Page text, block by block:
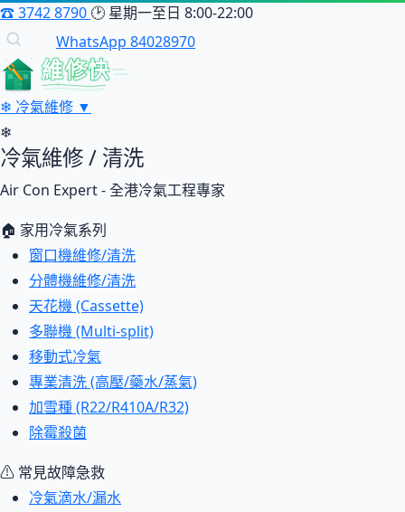
☎3742 8790 🕑 星期一至日 8:00-22:00
WhatsApp 84028970
維修快
❄ 冷氣維修 ▼
❄
冷氣維修 / 清洗
Air Con Expert - 全港冷氣工程專家
🏠 家用冷氣系列
窗口機維修/清洗
分體機維修/清洗
天花機 (Cassette)
多聯機 (Multi-split)
移動式冷氣
專業清洗 (高壓/藥水/蒸氣)
加雪種 (R22/R410A/R32)
除霉殺菌
⚠ 常見故障急救
冷氣滴水/漏水